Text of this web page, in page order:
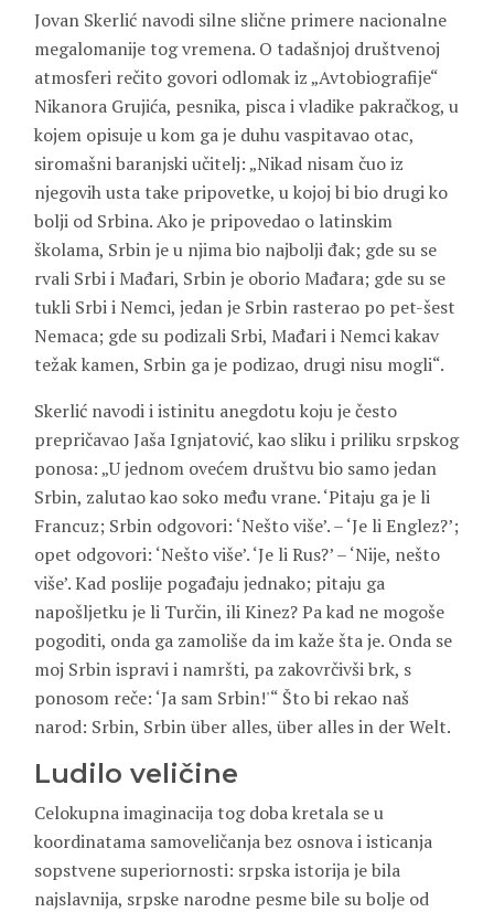
Jovan Skerlić navodi silne slične primere nacionalne
megalomanije tog vremena. O tadašnjoj društvenoj
atmosferi rečito govori odlomak iz „Avtobiografije“
Nikanora Grujića, pesnika, pisca i vladike pakračkog, u
kojem opisuje u kom ga je duhu vaspitavao otac,
siromašni baranjski učitelj: „Nikad nisam čuo iz
njegovih usta take pripovetke, u kojoj bi bio drugi ko
bolji od Srbina. Ako je pripovedao o latinskim
školama, Srbin je u njima bio najbolji đak; gde su se
rvali Srbi i Mađari, Srbin je oborio Mađara; gde su se
tukli Srbi i Nemci, jedan je Srbin rasterao po pet-šest
Nemaca; gde su podizali Srbi, Mađari i Nemci kakav
težak kamen, Srbin ga je podizao, drugi nisu mogli“.
Skerlić navodi i istinitu anegdotu koju je često
prepričavao Jaša Ignjatović, kao sliku i priliku srpskog
ponosa: „U jednom ovećem društvu bio samo jedan
Srbin, zalutao kao soko među vrane. ‘Pitaju ga je li
Francuz; Srbin odgovori: ‘Nešto više’. – ‘Je li Englez?’;
opet odgovori: ‘Nešto više’. ‘Je li Rus?’ – ‘Nije, nešto
više’. Kad poslije pogađaju jednako; pitaju ga
napošljetku je li Turčin, ili Kinez? Pa kad ne mogoše
pogoditi, onda ga zamoliše da im kaže šta je. Onda se
moj Srbin ispravi i namršti, pa zakovrčivši brk, s
ponosom reče: ‘Ja sam Srbin!'“ Što bi rekao naš
narod: Srbin, Srbin über alles, über alles in der Welt.
Ludilo veličine
Celokupna imaginacija tog doba kretala se u
koordinatama samoveličanja bez osnova i isticanja
sopstvene superiornosti: srpska istorija je bila
najslavnija, srpske narodne pesme bile su bolje od